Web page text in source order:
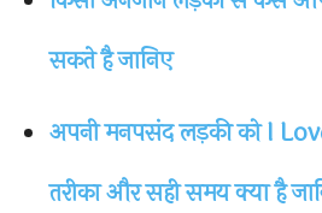
सकते है जानिए
अपनी मनपसंद लड़की को I
तरीका और सही समय क्या है